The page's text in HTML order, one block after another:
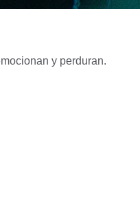
y perduran.